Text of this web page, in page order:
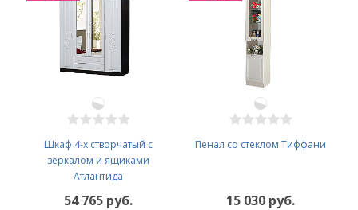
Шкаф 4-х створчатый с
зеркалом и ящиками
Атлантида
54 765 руб.
Пенал со стеклом Тиффани
15 030 руб.